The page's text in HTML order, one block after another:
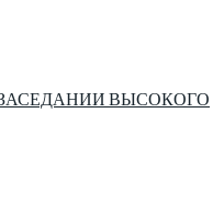
ВЫСОКОГО